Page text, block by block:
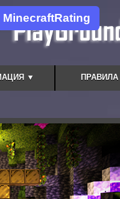
MinecraftRating
▼ ПРАВИЛА